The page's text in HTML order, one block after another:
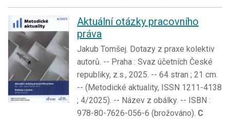
Aktuální otázky pracovního
práva
Jakub Tomšej. Dotazy z praxe kolektiv
autorů. -- Praha : Svaz účetních České
republiky, z.s., 2025. -- 64 stran ; 21 cm.
-- (Metodické aktuality, ISSN 1211-4138
; 4/2025). -- Název z obálky. -- ISBN :
978-80-7626-056-6 (brožováno). C